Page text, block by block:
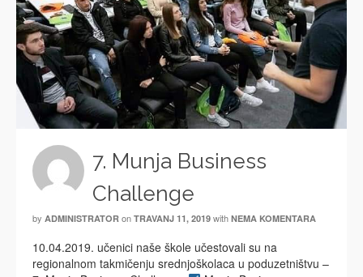
7. Munja Business
Challenge
by ADMINISTRATOR on TRAVANJ 11, 2019 with NEMA KOMENTARA
10.04.2019. učenici naše škole učestovali su na
regionalnom takmičenju srednjoškolaca u poduzetništvu –